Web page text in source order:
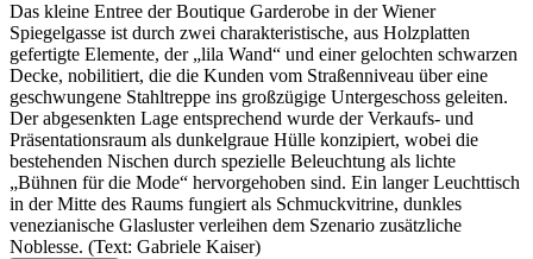
Das kleine Entree der Boutique Garderobe in der Wiener
Spiegelgasse ist durch zwei charakteristische, aus Holzplatten
gefertigte Elemente, der „lila Wand“ und einer gelochten schwarzen
Decke, nobilitiert, die die Kunden vom Straßenniveau über eine
geschwungene Stahltreppe ins großzügige Untergeschoss geleiten.
Der abgesenkten Lage entsprechend wurde der Verkaufs- und
Präsentationsraum als dunkelgraue Hülle konzipiert, wobei die
bestehenden Nischen durch spezielle Beleuchtung als lichte
„Bühnen für die Mode“ hervorgehoben sind. Ein langer Leuchttisch
in der Mitte des Raums fungiert als Schmuckvitrine, dunkles
venezianische Glasluster verleihen dem Szenario zusätzliche
Noblesse. (Text: Gabriele Kaiser)